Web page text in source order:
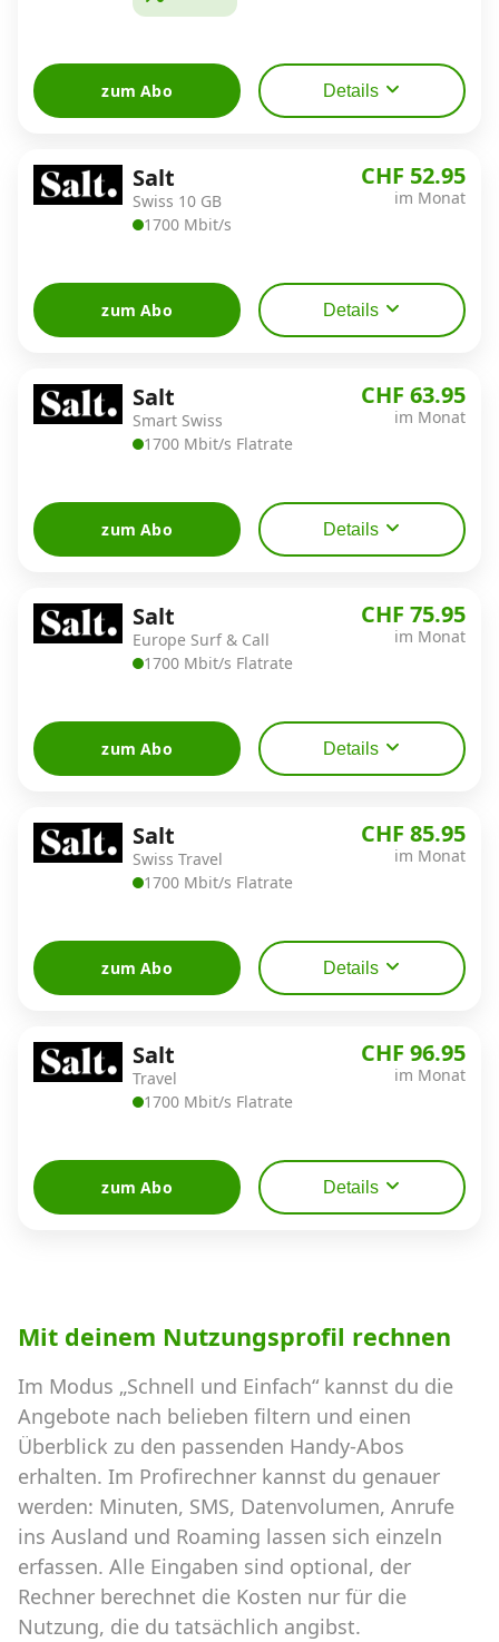
zum Abo Details
Salt
Swiss 10 GB
1700 Mbit/s
CHF 52.95
im Monat
zum Abo Details
Salt
Smart Swiss
1700 Mbit/s Flatrate
CHF 63.95
im Monat
zum Abo Details
Salt
Europe Surf & Call
1700 Mbit/s Flatrate
CHF 75.95
im Monat
zum Abo Details
Salt
Swiss Travel
1700 Mbit/s Flatrate
CHF 85.95
im Monat
zum Abo Details
Salt
Travel
1700 Mbit/s Flatrate
CHF 96.95
im Monat
zum Abo Details
Mit deinem Nutzungsprofil rechnen
Im Modus „Schnell und Einfach“ kannst du die
Angebote nach belieben filtern und einen
Überblick zu den passenden Handy-Abos
erhalten. Im Profirechner kannst du genauer
werden: Minuten, SMS, Datenvolumen, Anrufe
ins Ausland und Roaming lassen sich einzeln
erfassen. Alle Eingaben sind optional, der
Rechner berechnet die Kosten nur für die
Nutzung, die du tatsächlich angibst.